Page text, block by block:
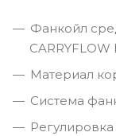
Фанкойл
Материал
Система